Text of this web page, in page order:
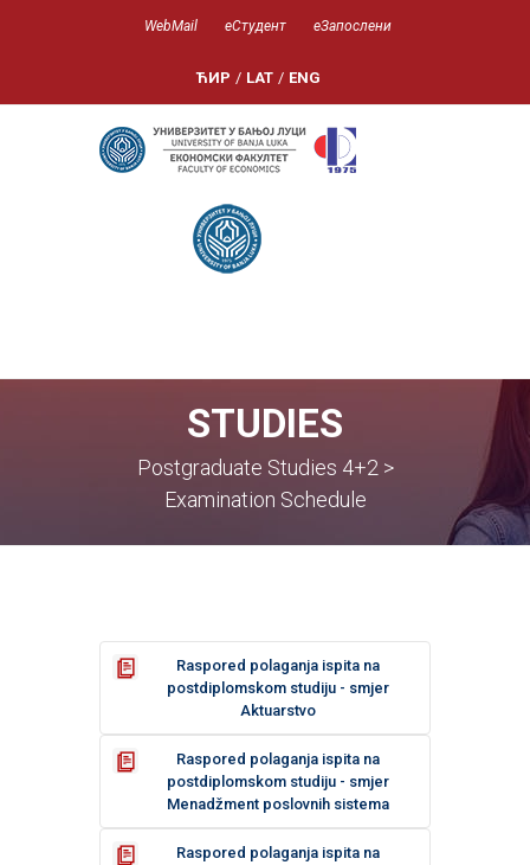
WebMail еСтудент еЗапослени
ЋИР / LAT / ENG
STUDIES
Postgraduate Studies 4+2 >
Examination Schedule
Raspored polaganja ispita na
postdiplomskom studiju - smjer
Aktuarstvo
Raspored polaganja ispita na
postdiplomskom studiju - smjer
Menadžment poslovnih sistema
Raspored polaganja ispita na